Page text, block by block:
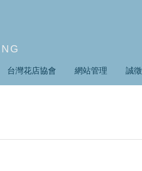
台灣花店協會 網站管理 誠徵